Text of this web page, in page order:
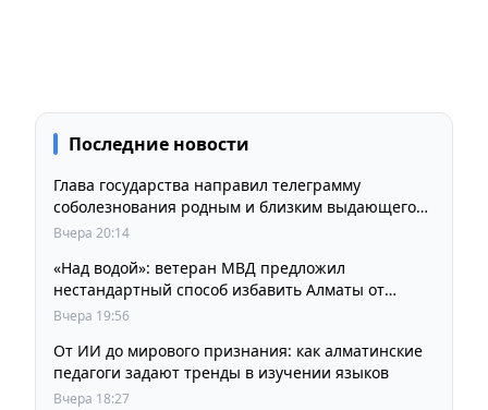
Последние новости
Глава государства направил телеграмму
соболезнования родным и близким выдающегося
кинорежиссера Ардака Амиркулова
Вчера 20:14
«Над водой»: ветеран МВД предложил
нестандартный способ избавить Алматы от
пробок и смога
Вчера 19:56
От ИИ до мирового признания: как алматинские
педагоги задают тренды в изучении языков
Вчера 18:27